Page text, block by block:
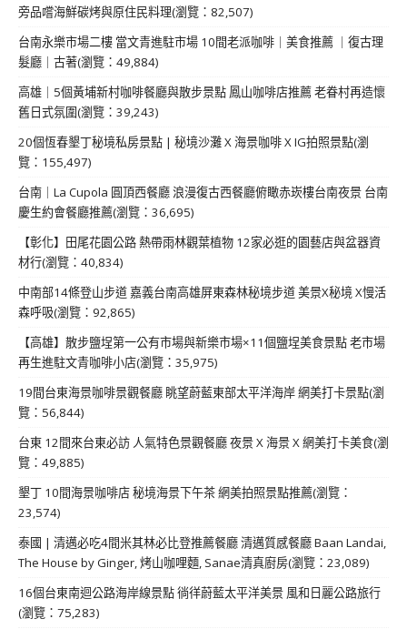
旁品嚐海鮮碳烤與原住民料理(瀏覽：82,507)
台南永樂市場二樓 當文青進駐市場 10間老派咖啡｜美食推薦 ｜復古理
髮廳｜古著(瀏覽：49,884)
高雄｜5個黃埔新村咖啡餐廳與散步景點 鳳山咖啡店推薦 老眷村再造懷
舊日式氛圍(瀏覽：39,243)
20個恆春墾丁秘境私房景點 | 秘境沙灘 X 海景咖啡 X IG拍照景點(瀏
覽：155,497)
台南｜La Cupola 圓頂西餐廳 浪漫復古西餐廳俯瞰赤崁樓台南夜景 台南
慶生約會餐廳推薦(瀏覽：36,695)
【彰化】田尾花園公路 熱帶雨林觀葉植物 12家必逛的園藝店與盆器資
材行(瀏覽：40,834)
中南部14條登山步道 嘉義台南高雄屏東森林秘境步道 美景X秘境 X慢活
森呼吸(瀏覽：92,865)
【高雄】散步鹽埕第一公有市場與新樂市場×11個鹽埕美食景點 老市場
再生進駐文青咖啡小店(瀏覽：35,975)
19間台東海景咖啡景觀餐廳 眺望蔚藍東部太平洋海岸 網美打卡景點(瀏
覽：56,844)
台東 12間來台東必訪 人氣特色景觀餐廳 夜景 X 海景 X 網美打卡美食(瀏
覽：49,885)
墾丁 10間海景咖啡店 秘境海景下午茶 網美拍照景點推薦(瀏覽：
23,574)
泰國 | 清邁必吃4間米其林必比登推薦餐廳 清邁質感餐廳 Baan Landai,
The House by Ginger, 烤山咖哩麵, Sanae清真廚房(瀏覽：23,089)
16個台東南迴公路海岸線景點 徜徉蔚藍太平洋美景 風和日麗公路旅行
(瀏覽：75,283)